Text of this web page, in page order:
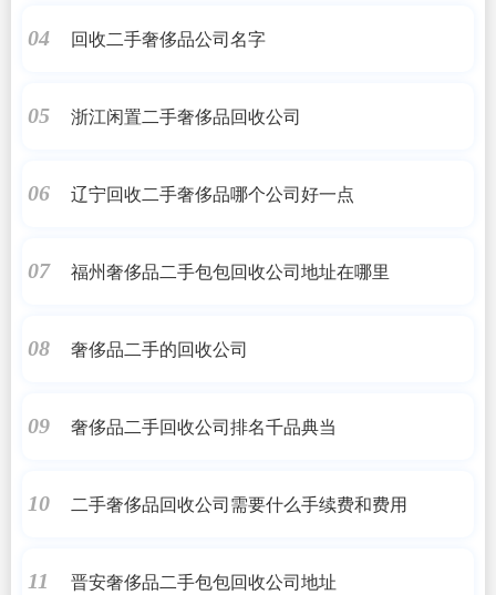
04 回收二手奢侈品公司名字
05 浙江闲置二手奢侈品回收公司
06 辽宁回收二手奢侈品哪个公司好一点
07 福州奢侈品二手包包回收公司地址在哪里
08 奢侈品二手的回收公司
09 奢侈品二手回收公司排名千品典当
10 二手奢侈品回收公司需要什么手续费和费用
11 晋安奢侈品二手包包回收公司地址